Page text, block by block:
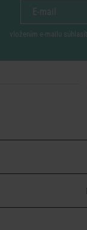
vložením e-mailu